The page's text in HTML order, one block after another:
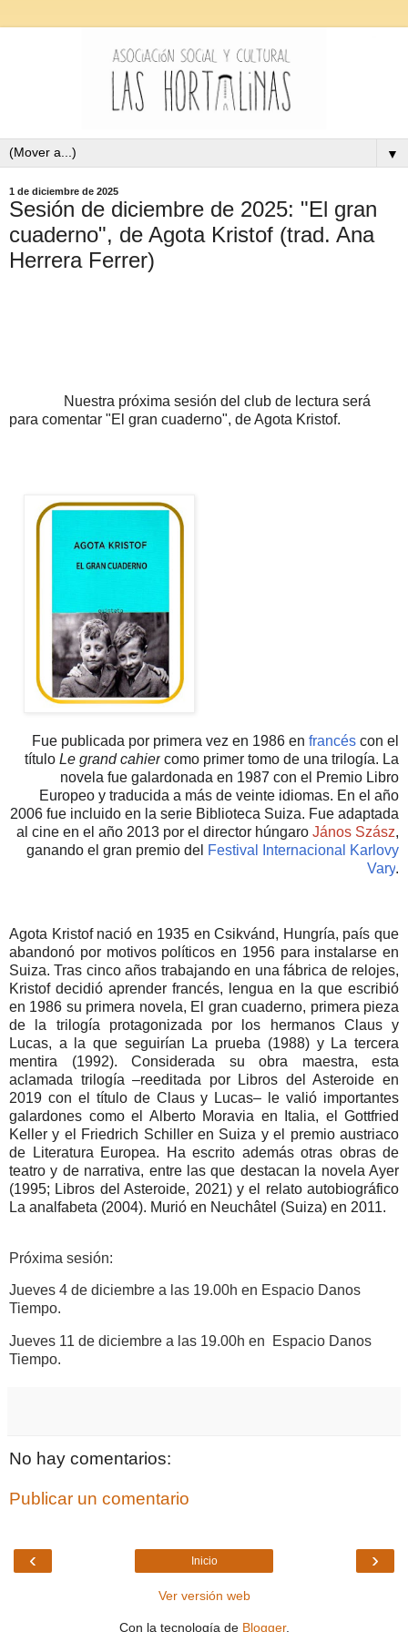
▼
1 de diciembre de 2025
Sesión de diciembre de 2025: "El gran
cuaderno", de Agota Kristof (trad. Ana
Herrera Ferrer)
Nuestra próxima sesión del club de lectura será
para comentar "El gran cuaderno", de Agota Kristof.
Fue publicada por primera vez en 1986 en francés con el
título Le grand cahier como primer tomo de una trilogía. La
novela fue galardonada en 1987 con el Premio Libro
Europeo y traducida a más de veinte idiomas. En el año
2006 fue incluido en la serie Biblioteca Suiza. Fue adaptada
al cine en el año 2013 por el director húngaro János Szász,
ganando el gran premio del Festival Internacional Karlovy
Vary.
Agota Kristof nació en 1935 en Csikvánd, Hungría, país que
aban­donó por motivos políticos en 1956 para instalarse en
Suiza. Tras cinco años trabajando en una fábrica de relojes,
Kristof decidió aprender francés, lengua en la que escribió
en 1986 su primera nove­la, El gran cuaderno, primera pieza
de la trilogía protagonizada por los hermanos Claus y
Lucas, a la que seguirían La prueba (1988) y La tercera
mentira (1992). Considerada su obra maestra, esta
aclamada trilogía ‒reeditada por Libros del Asteroide en
2019 con el título de Claus y Lucas‒ le valió importantes
galardones como el Alberto Moravia en Italia, el Gottfried
Keller y el Friedrich Schiller en Suiza y el premio austriaco
de Literatura Europea. Ha escrito además otras obras de
teatro y de narrativa, entre las que destacan la novela Ayer
(1995; Libros del Asteroide, 2021) y el relato autobiográfico
La analfabeta (2004). Murió en Neuchâtel (Suiza) en 2011.
Próxima sesión:
Jueves 4 de diciembre a las 19.00h en Espacio Danos
Tiempo.
Jueves 11 de diciembre a las 19.00h en Espacio Danos
Tiempo.
No hay comentarios:
Publicar un comentario
‹ ›
Inicio
Ver versión web
Con la tecnología de Blogger.